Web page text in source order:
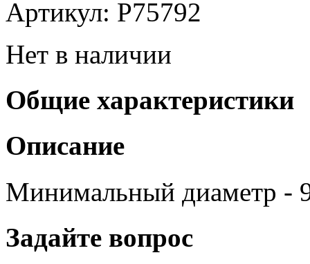
Артикул: P75792
Нет в наличии
Общие характеристики
Описание
Минимальный диаметр -
Задайте вопрос